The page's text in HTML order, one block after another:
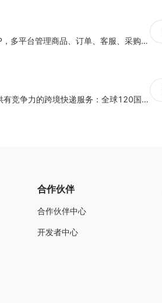
专业跨境电商ERP，多平台管理商品、订单、客服、采购、仓储物流等功能sass模式的跨境ERP
为独立站商家提供有竞争力的跨境快递服务：全球120国可达（欧美为优势线路）支持1件免费上门揽收，赔付无忧。同时提供欧洲清关增值服务，助力商家快速出海。
合作伙伴
合作伙伴中心
开发者中心